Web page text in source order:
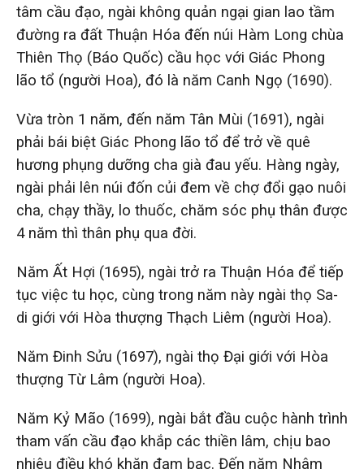
tâm cầu đạo, ngài không quản ngại gian lao tầm
đường ra đất Thuận Hóa đến núi Hàm Long chùa
Thiên Thọ (Báo Quốc) cầu học với Giác Phong
lão tổ (người Hoa), đó là năm Canh Ngọ (1690).
Vừa tròn 1 năm, đến năm Tân Mùi (1691), ngài
phải bái biệt Giác Phong lão tổ để trở về quê
hương phụng dưỡng cha già đau yếu. Hàng ngày,
ngài phải lên núi đốn củi đem về chợ đổi gạo nuôi
cha, chạy thầy, lo thuốc, chăm sóc phụ thân được
4 năm thì thân phụ qua đời.
Năm Ất Hợi (1695), ngài trở ra Thuận Hóa để tiếp
tục việc tu học, cùng trong năm này ngài thọ Sa-
di giới với Hòa thượng Thạch Liêm (người Hoa).
Năm Đinh Sửu (1697), ngài thọ Đại giới với Hòa
thượng Từ Lâm (người Hoa).
Năm Kỷ Mão (1699), ngài bắt đầu cuộc hành trình
tham vấn cầu đạo khắp các thiền lâm, chịu bao
nhiêu điều khó khăn đạm bạc. Đến năm Nhâm